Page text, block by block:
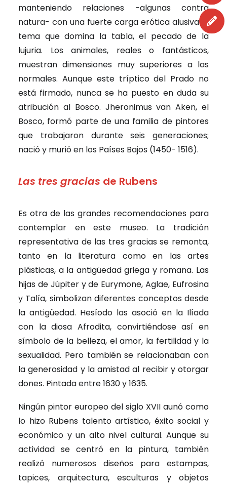
manteniendo relaciones -algunas contra
natura- con una fuerte carga erótica alusiva al
tema que domina la tabla, el pecado de la
lujuria. Los animales, reales o fantásticos,
muestran dimensiones muy superiores a las
normales. Aunque este tríptico del Prado no
está firmado, nunca se ha puesto en duda su
atribución al Bosco. Jheronimus van Aken, el
Bosco, formó parte de una familia de pintores
que trabajaron durante seis generaciones;
nació y murió en los Países Bajos (1450- 1516).
Las tres gracias de Rubens
Es otra de las grandes recomendaciones para
contemplar en este museo. La tradición
representativa de las tres gracias se remonta,
tanto en la literatura como en las artes
plásticas, a la antigüedad griega y romana. Las
hijas de Júpiter y de Eurymone, Aglae, Eufrosina
y Talía, simbolizan diferentes conceptos desde
la antigüedad. Hesíodo las asoció en la Ilíada
con la diosa Afrodita, convirtiéndose así en
símbolo de la belleza, el amor, la fertilidad y la
sexualidad. Pero también se relacionaban con
la generosidad y la amistad al recibir y otorgar
dones. Pintada entre 1630 y 1635.
Ningún pintor europeo del siglo XVII aunó como
lo hizo Rubens talento artístico, éxito social y
económico y un alto nivel cultural. Aunque su
actividad se centró en la pintura, también
realizó numerosos diseños para estampas,
tapices, arquitectura, esculturas y objetos